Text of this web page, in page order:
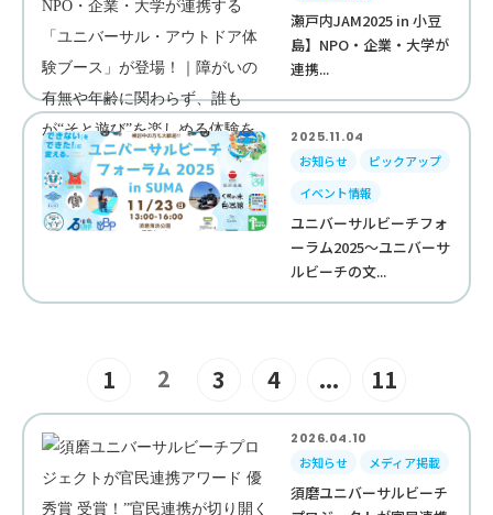
瀬戸内JAM2025 in 小豆
島】NPO・企業・大学が
連携...
2025.11.04
お知らせ
ピックアップ
イベント情報
ユニバーサルビーチフォ
ーラム2025～ユニバーサ
ルビーチの文...
1 2 3 4 ... 11
2026.04.10
お知らせ
メディア掲載
須磨ユニバーサルビーチ